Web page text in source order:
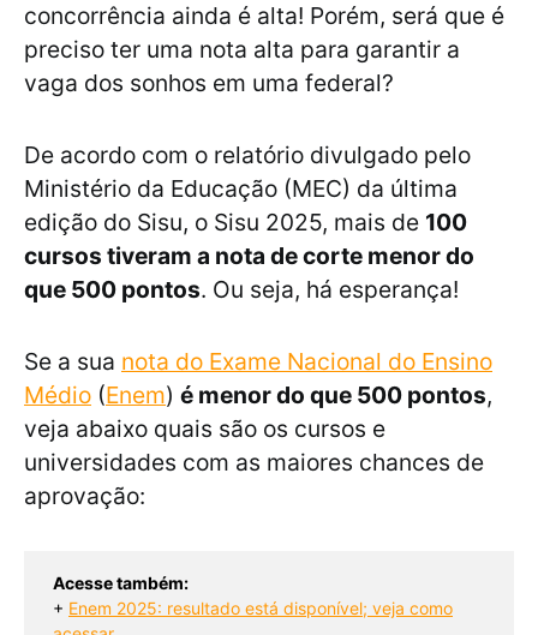
concorrência ainda é alta! Porém, será que é
preciso ter uma nota alta para garantir a
vaga dos sonhos em uma federal?
De acordo com o relatório divulgado pelo
Ministério da Educação (MEC) da última
edição do Sisu, o Sisu 2025, mais de 100
cursos tiveram a nota de corte menor do
que 500 pontos. Ou seja, há esperança!
Se a sua nota do Exame Nacional do Ensino
Médio (Enem) é menor do que 500 pontos,
veja abaixo quais são os cursos e
universidades com as maiores chances de
aprovação:
Acesse também:
+ Enem 2025: resultado está disponível; veja como